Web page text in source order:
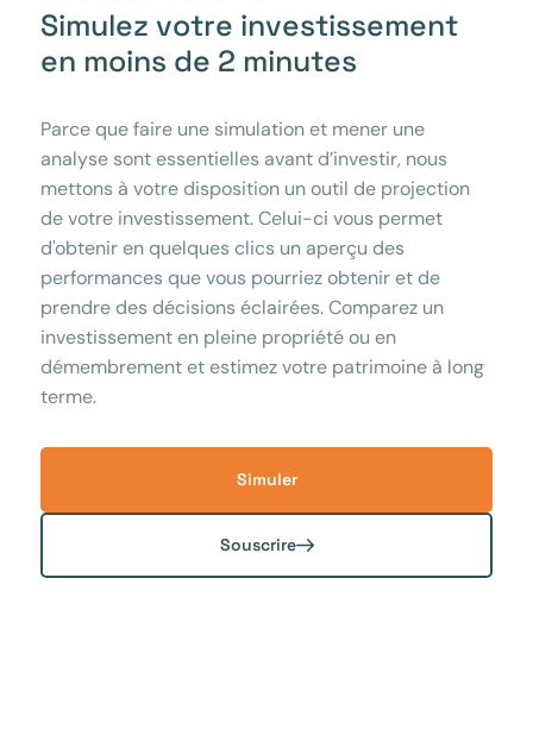
Simulez votre investissement
en moins de 2 minutes
Parce que faire une simulation et mener une
analyse sont essentielles avant d’investir, nous
mettons à votre disposition un outil de projection
de votre investissement. Celui-ci vous permet
d'obtenir en quelques clics un aperçu des
performances que vous pourriez obtenir et de
prendre des décisions éclairées. Comparez un
investissement en pleine propriété ou en
démembrement et estimez votre patrimoine à long
terme.
Simuler
Souscrire